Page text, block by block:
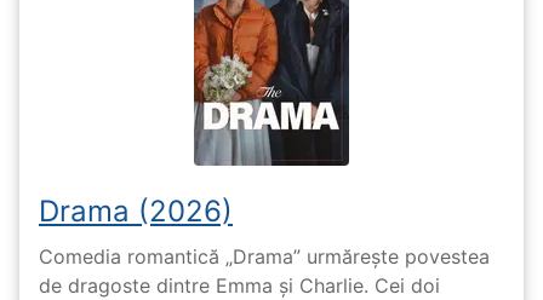
Drama (2026)
Comedia romantică „Drama” urmărește povestea
de dragoste dintre Emma și Charlie. Cei doi